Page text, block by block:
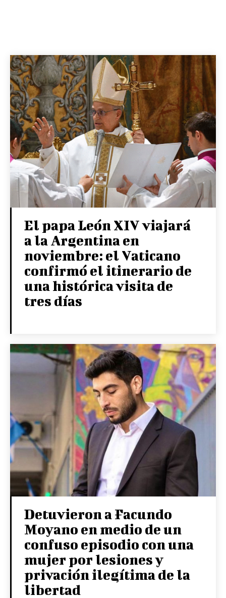
El papa León XIV viajará
a la Argentina en
noviembre: el Vaticano
confirmó el itinerario de
una histórica visita de
tres días
Detuvieron a Facundo
Moyano en medio de un
confuso episodio con una
mujer por lesiones y
privación ilegítima de la
libertad